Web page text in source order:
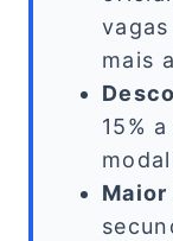
mais
15%
Maior